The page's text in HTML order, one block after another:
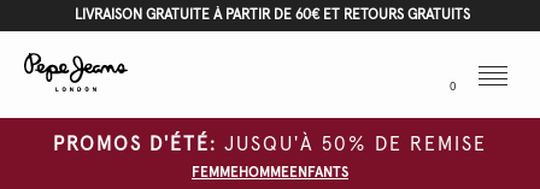
LIVRAISON GRATUITE À PARTIR DE 60€ ET RETOURS GRATUITS
0
Menu
PROMOS D'ÉTÉ: JUSQU'À 50% DE REMISE
FEMMEHOMMEENFANTS